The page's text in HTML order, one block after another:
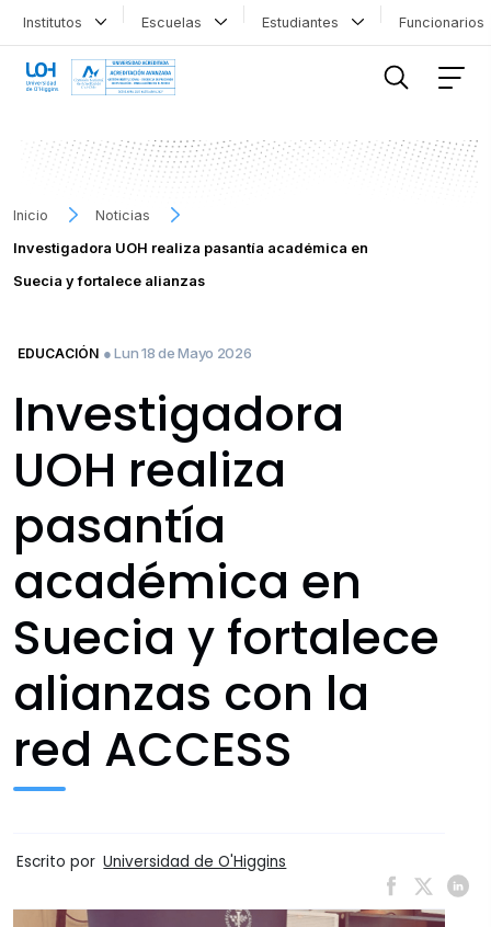
Institutos Escuelas Estudiantes
Inicio
Noticias
Investigadora UOH realiza pasantía académica en
Suecia y fortalece alianzas
EDUCACIÓN ● Lun 18 de Mayo 2026
Investigadora
UOH realiza
pasantía
académica en
Suecia y fortalece
alianzas con la
red ACCESS
Escrito por Universidad de O'Higgins